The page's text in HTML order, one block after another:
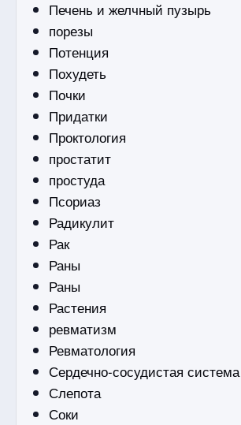
Печень и желчный пузырь
порезы
Потенция
Похудеть
Почки
Придатки
Проктология
простатит
простуда
Псориаз
Радикулит
Рак
Раны
Раны
Растения
ревматизм
Ревматология
Сердечно-сосудистая система
Слепота
Соки